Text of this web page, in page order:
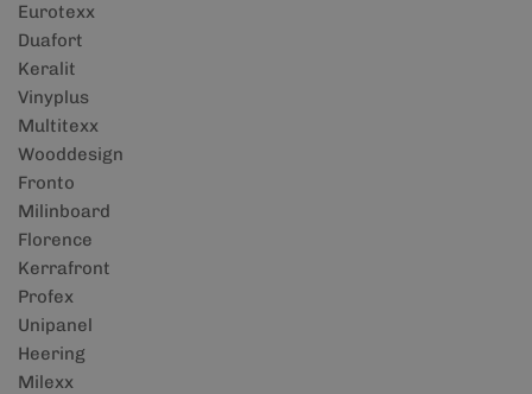
Eurotexx
Duafort
Keralit
Vinyplus
Multitexx
Wooddesign
Fronto
Milinboard
Florence
Kerrafront
Profex
Unipanel
Heering
Milexx